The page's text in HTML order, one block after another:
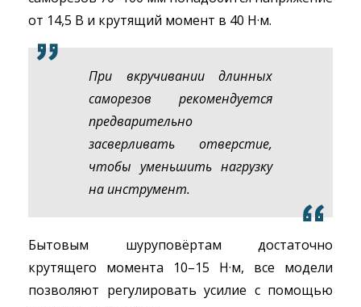
от 14,5 В и крутящий момент в 40 Н·м.
При вкручивании длинных
саморезов рекомендуется
предварительно
засверливать отверстие,
чтобы уменьшить нагрузку
на инструмент.
Бытовым шуруповёртам достаточно
крутящего момента 10–15 Н·м, все модели
позволяют регулировать усилие с помощью